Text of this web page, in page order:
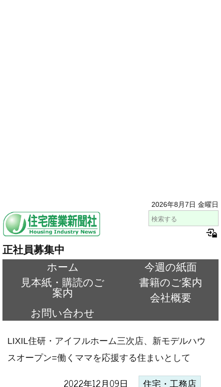
2026年8月7日 金曜日
正社員募集中
ホーム
今週の紙面
見本紙・購読のご
案内
書籍のご案内
会社概要
お問い合わせ
LIXIL住研・アイフルホーム三次店、新モデルハウ
スオープン=働くママを応援する住まいとして
2022年12月09日 住宅・工務店